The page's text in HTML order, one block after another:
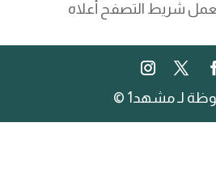
شريط التصفح أعلاه
لـ مشهد1 ©